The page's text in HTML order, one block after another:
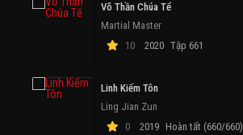
Võ Thần Chúa Tể
Martial Master
10
2020 Tập 661
Linh Kiếm Tôn
Ling Jian Zun
0
2019 Hoàn tất (660/660)